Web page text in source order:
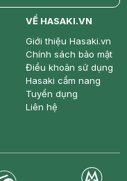
price
VỀ HASAKI.VN
Giới thiệu Hasaki.vn
Chính sách bảo mật
Điều khoản sử dụng
Hasaki cẩm nang
Tuyển dụng
Liên hệ